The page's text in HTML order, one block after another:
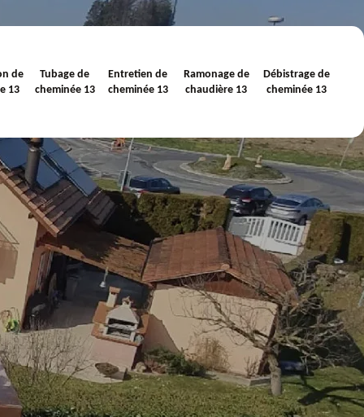
de
13
Tubage de
cheminée 13
Entretien de
cheminée 13
Ramonage de
chaudière 13
Débistrage de
cheminée 13